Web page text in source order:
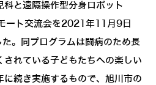
と遠隔操作型分身ロボット
ート交流会を2021年11月9日
。同プログラムは闘病のため長
れている子どもたちへの楽しい
に続き実施するもので、旭川市の